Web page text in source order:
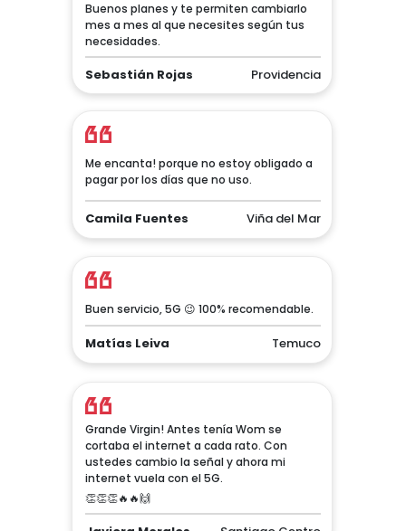
Buenos planes y te permiten cambiarlo
mes a mes al que necesites según tus
necesidades.
Sebastián Rojas Providencia
Me encanta! porque no estoy obligado a
pagar por los días que no uso.
Camila Fuentes Viña del Mar
Buen servicio, 5G 😉 100% recomendable.
Matías Leiva Temuco
Grande Virgin! Antes tenía Wom se
cortaba el internet a cada rato. Con
ustedes cambio la señal y ahora mi
internet vuela con el 5G.
👏👏👏🔥🔥🙌